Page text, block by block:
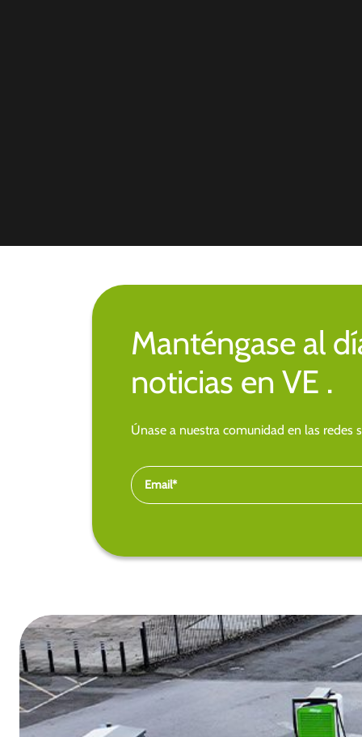
Manténgase al
noticias en VE .
Únase a nuestra comunidad en las redes